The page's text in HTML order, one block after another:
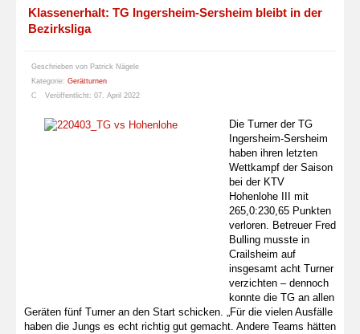
Klassenerhalt: TG Ingersheim-Sersheim bleibt in der
Bezirksliga
Geschrieben von Patrick Nägele
Kategorie: Gerätturnen
Veröffentlicht: 07. April 2022
Die Turner der TG
Ingersheim-Sersheim
haben ihren letzten
Wettkampf der Saison
bei der KTV
Hohenlohe III mit
265,0:230,65 Punkten
verloren. Betreuer Fred
Bulling musste in
Crailsheim auf
insgesamt acht Turner
verzichten – dennoch
konnte die TG an allen
Geräten fünf Turner an den Start schicken. „Für die vielen Ausfälle
haben die Jungs es echt richtig gut gemacht. Andere Teams hätten